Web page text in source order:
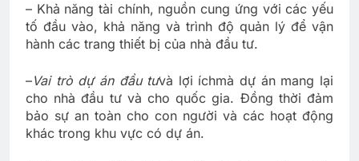
– Khả năng tài chính, nguồn cung ứng với các yếu
tố đầu vào, khả năng và trình độ quản lý để vận
hành các trang thiết bị của nhà đầu tư.
–Vai trò dự án đầu tưvà lợi íchmà dự án mang lại
cho nhà đầu tư và cho quốc gia. Đồng thời đảm
bảo sự an toàn cho con người và các hoạt động
khác trong khu vực có dự án.